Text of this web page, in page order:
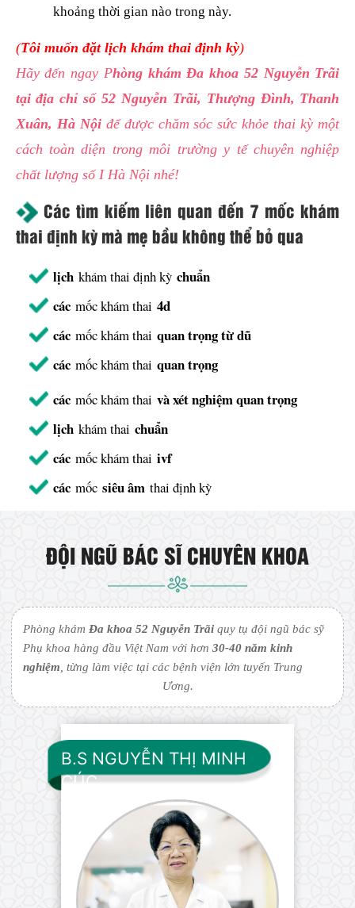
khoảng thời gian nào trong này.
(Tôi muốn đặt lịch khám thai định kỳ)
Hãy đến ngay Phòng khám Đa khoa 52 Nguyễn Trãi
tại địa chỉ số 52 Nguyễn Trãi, Thượng Đình, Thanh
Xuân, Hà Nội để được chăm sóc sức khỏe thai kỳ một
cách toàn diện trong môi trường y tế chuyên nghiệp
chất lượng số I Hà Nội nhé!
Các tìm kiếm liên quan đến 7 mốc khám
thai định kỳ mà mẹ bầu không thể bỏ qua
lịch khám thai định kỳchuẩn
các mốc khám thai4d
các mốc khám thaiquan trọng từ dũ
các mốc khám thaiquan trọng
các mốc khám thaivà xét nghiệm quan trọng
lịch khám thaichuẩn
các mốc khám thaiivf
các mốcsiêu âm thai định kỳ
ĐỘI NGŨ BÁC SĨ CHUYÊN KHOA
Phòng khámĐa khoa 52 Nguyễn Trãi quy tụ đội ngũ bác sỹ
Phụ khoa hàng đầu Việt Nam với hơn30-40 năm kinh
nghiệm , từng làm việc tại các bệnh viện lớn tuyến Trung
Ương.
B.S NGUYỄN THỊ MINH
CÚC